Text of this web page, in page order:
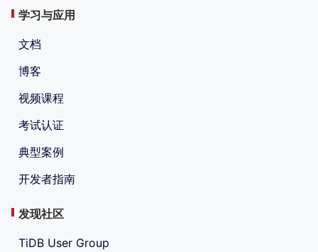
学习与应用
文档
博客
视频课程
考试认证
典型案例
开发者指南
发现社区
TiDB User Group